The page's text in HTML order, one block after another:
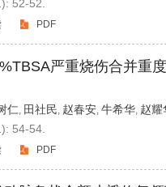
52-52.
PDF
严重烧伤合并重
仁, 田社民, 赵春安, 牛希华, 赵耀
54-54.
PDF